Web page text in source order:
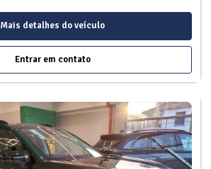
Mais detalhes do veículo
Entrar em contato